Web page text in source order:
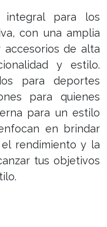
para los
con una amplia
de alta
y estilo.
para deportes
para quienes
para un estilo
en brindar
rendimiento y la
tus objetivos